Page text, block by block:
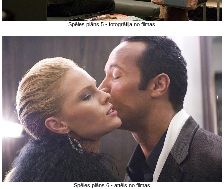
Spēles plāns 5 - fotogrāfija no filmas
Spēles plāns 6 - attēls no filmas